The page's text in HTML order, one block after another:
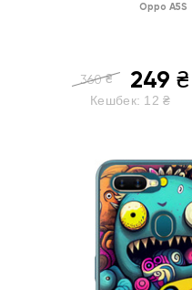
Oppo A5S
360 ₴ 249 ₴
Кешбек: 12 ₴